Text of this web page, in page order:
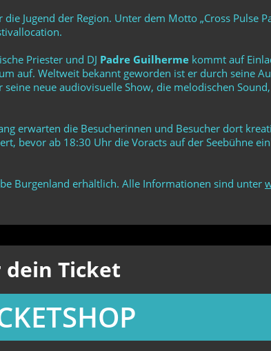
Jugend der Region. Unter dem Motto „Cross Pulse
Priester und DJ Padre Guilherme kommt auf
auf. Weltweit bekannt geworden ist er durch seine
neue audiovisuelle Show, die melodischen
erwarten die Besucherinnen und Besucher dort
bevor ab 18:30 Uhr die Voracts auf der Seebühne
Burgenland erhältlich. Alle Informationen sind unter
dein Ticket